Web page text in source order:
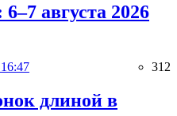
августа 2026
312
длиной в